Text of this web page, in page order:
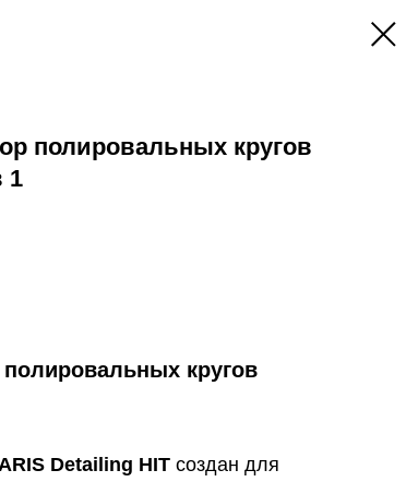
полировальных кругов
1
кругов
Detailing HIT создан для